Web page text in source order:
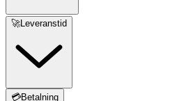
🚀Leveranstid
💳Betalning